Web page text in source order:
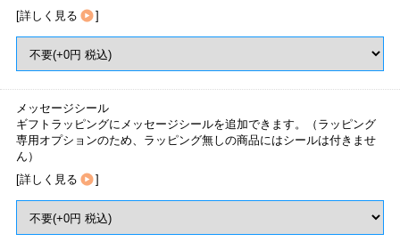
[詳しく見る ]
メッセージシール
ギフトラッピングにメッセージシールを追加できます。（ラッピング
専用オプションのため、ラッピング無しの商品にはシールは付きませ
ん）
[詳しく見る ]